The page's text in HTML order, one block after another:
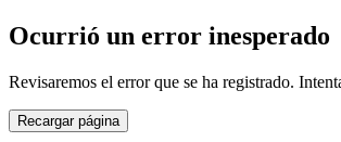
Ocurrió un error inesperado
Revisaremos el error que se ha registrado.
Recargar página